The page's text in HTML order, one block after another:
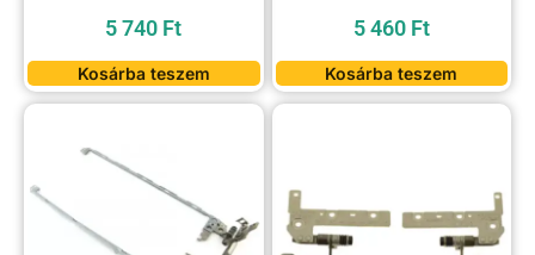
5 740 Ft
Kosárba teszem
5 460 Ft
Kosárba teszem